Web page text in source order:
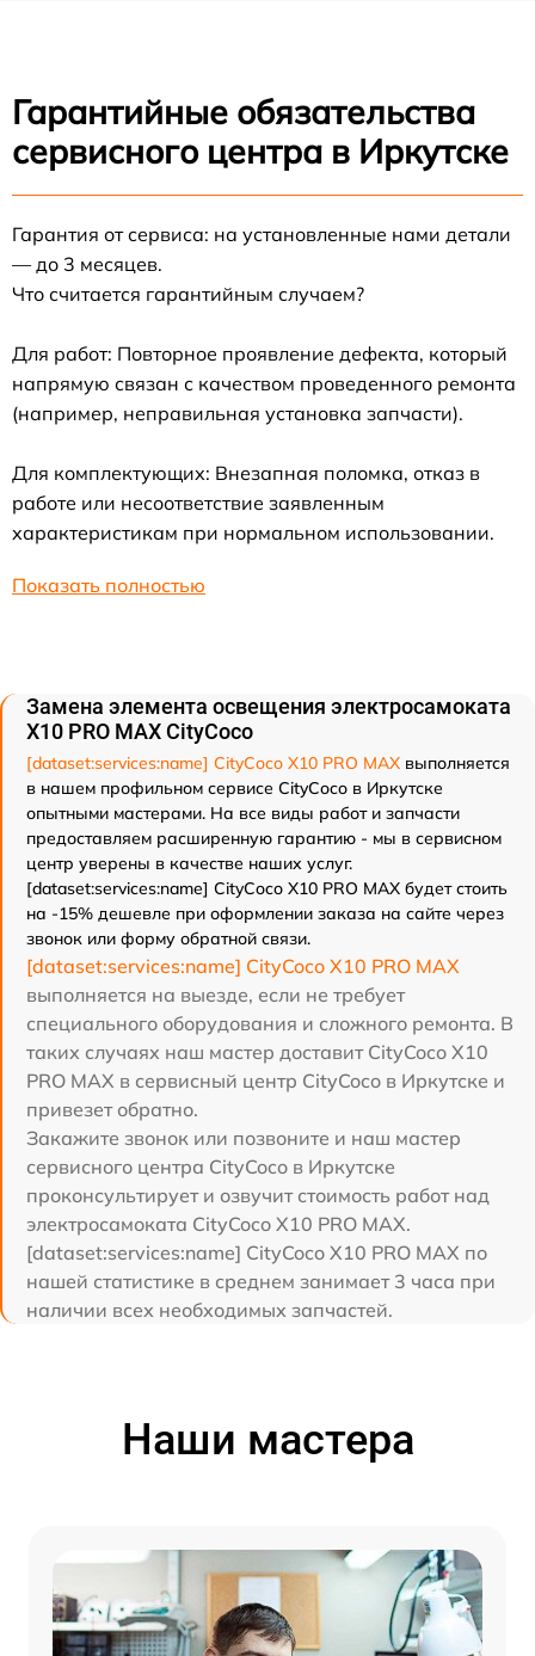
Гарантийные обязательства
сервисного центра в Иркутске
Гарантия от сервиса: на установленные нами детали
— до 3 месяцев.
Что считается гарантийным случаем?
Для работ: Повторное проявление дефекта, который
напрямую связан с качеством проведенного ремонта
(например, неправильная установка запчасти).
Для комплектующих: Внезапная поломка, отказ в
работе или несоответствие заявленным
характеристикам при нормальном использовании.
Показать полностью
Замена элемента освещения электросамоката
X10 PRO MAX CityCoco
[dataset:services:name] CityCoco X10 PRO MAX выполняется
в нашем профильном сервисе CityCoco в Иркутске
опытными мастерами. На все виды работ и запчасти
предоставляем расширенную гарантию - мы в сервисном
центр уверены в качестве наших услуг.
[dataset:services:name] CityCoco X10 PRO MAX будет стоить
на -15% дешевле при оформлении заказа на сайте через
звонок или форму обратной связи.
[dataset:services:name] CityCoco X10 PRO MAX
выполняется на выезде, если не требует
специального оборудования и сложного ремонта. В
таких случаях наш мастер доставит CityCoco X10
PRO MAX в сервисный центр CityCoco в Иркутске и
привезет обратно.
Закажите звонок или позвоните и наш мастер
сервисного центра CityCoco в Иркутске
проконсультирует и озвучит стоимость работ над
электросамоката CityCoco X10 PRO MAX.
[dataset:services:name] CityCoco X10 PRO MAX по
нашей статистике в среднем занимает 3 часа при
наличии всех необходимых запчастей.
Наши мастера